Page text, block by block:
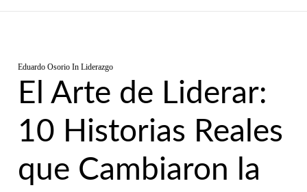
Eduardo Osorio In Liderazgo
El Arte de Liderar:
10 Historias Reales
que Cambiaron la